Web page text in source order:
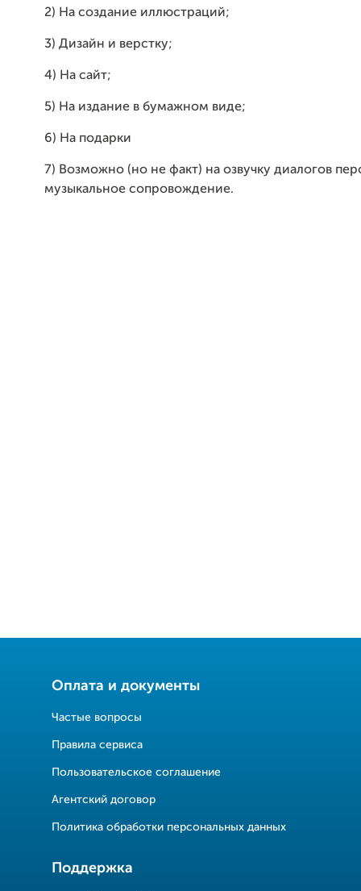
2) На создание иллюстраций;
3) Дизайн и верстку;
4) На сайт;
5) На издание в бумажном виде;
6) На подарки
7) Возможно (но не факт) на озвучку диалогов
музыкальное сопровождение.
Оплата и документы
Частые вопросы
Правила сервиса
Пользовательское соглашение
Агентский договор
Политика обработки персональных данных
Поддержка